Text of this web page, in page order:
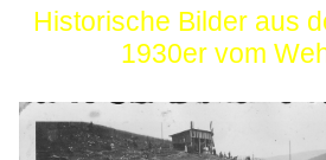
Historische Bilder aus
1930er vom